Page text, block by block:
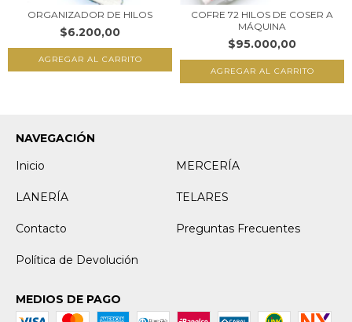
ORGANIZADOR DE HILOS
$6.200,00
COFRE 72 HILOS DE COSER A
MÁQUINA
$95.000,00
NAVEGACIÓN
Inicio
MERCERÍA
LANERÍA TELARES
Contacto Preguntas Frecuentes
Política de Devolución
MEDIOS DE PAGO